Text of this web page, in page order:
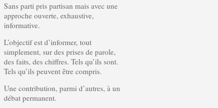
Sans parti pris partisan mais avec une
approche ouverte, exhaustive,
informative.
L’objectif est d’informer, tout
simplement, sur des prises de parole,
des faits, des chiffres. Tels qu’ils sont.
Tels qu’ils peuvent être compris.
Une contribution, parmi d’autres, à un
débat permanent.